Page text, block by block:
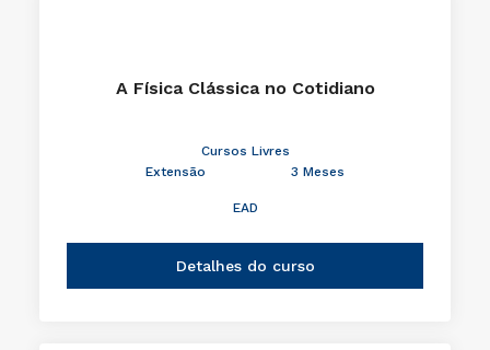
A Física Clássica no Cotidiano
Cursos Livres
Extensão
3 Meses
EAD
Detalhes do curso